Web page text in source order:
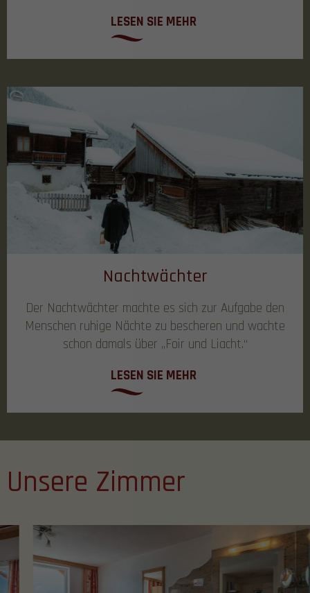
LESEN SIE MEHR
Nachtwächter
Der Nachtwächter machte es sich zur Aufgabe den
Menschen ruhige Nächte zu bescheren und wachte
schon damals über „Foir und Liacht.“
LESEN SIE MEHR
Unsere Zimmer